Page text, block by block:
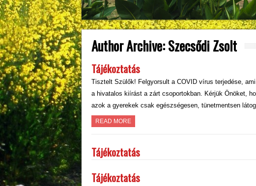
Author Archive:Szecsődi Zsolt
Tájékoztatás
Tisztelt Szülők! Felgyorsult a COVID vírus terjedése,
a hivatalos kiírást a zárt csoportokban. Kérjük Önöket,
azok a gyerekek csak egészségesen, tünetmentsen
READ MORE
Tájékoztatás
Tájékoztatás